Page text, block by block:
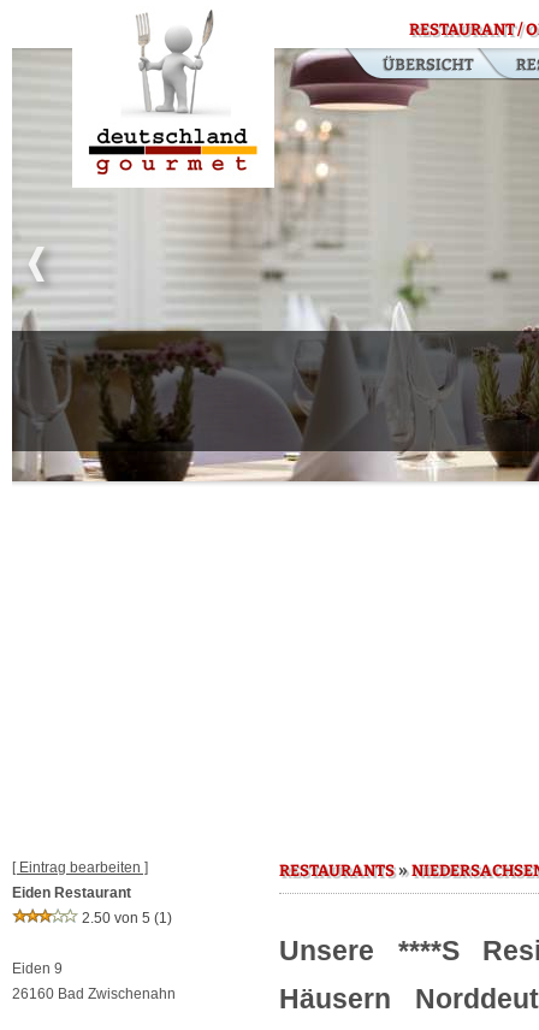
RESTAURANT /
[ Eintrag bearbeiten ]
Eiden Restaurant
2.50 von 5 (1)
Eiden 9
26160 Bad Zwischenahn
RESTAURANTS»
Unsere ****S
Häusern